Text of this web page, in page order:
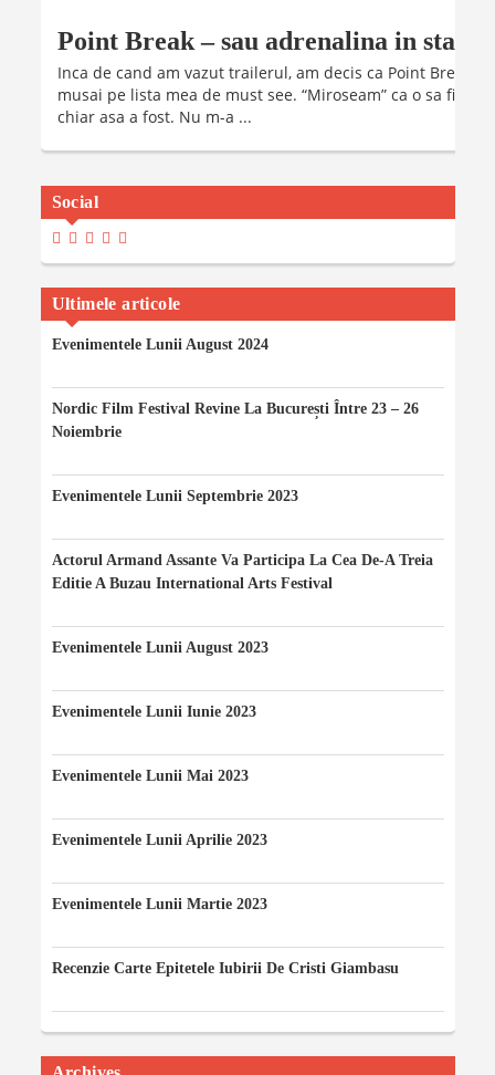
Point Break – sau adrenalina in stare
Inca de cand am vazut trailerul, am decis ca Point Break
musai pe lista mea de must see. “Miroseam” ca o sa fie
chiar asa a fost. Nu m-a ...
Social
View
Profile
On
Facebook
View
Profile
On
Twitter
View
Profile
On
Instagram
View
Maria-
Iancu’s
Profile
On
View
Profile
On
YouTube
Ultimele articole
Evenimentele Lunii August 2024
Nordic Film Festival Revine La București Între 23 – 26
Noiembrie
Evenimentele Lunii Septembrie 2023
Actorul Armand Assante Va Participa La Cea De-A Treia
Editie A Buzau International Arts Festival
Evenimentele Lunii August 2023
Evenimentele Lunii Iunie 2023
Evenimentele Lunii Mai 2023
Evenimentele Lunii Aprilie 2023
Evenimentele Lunii Martie 2023
Recenzie Carte Epitetele Iubirii De Cristi Giambasu